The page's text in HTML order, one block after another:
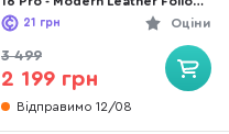
Horween Rustic Brown
(NM01676485)
Оціни
21 грн
3 499
2 199 грн
Відправимо 12/08